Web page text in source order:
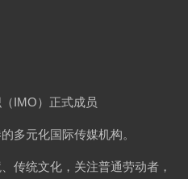
IMO）正式成员
多元化国际传媒机构。
传统文化，关注普通劳动者，